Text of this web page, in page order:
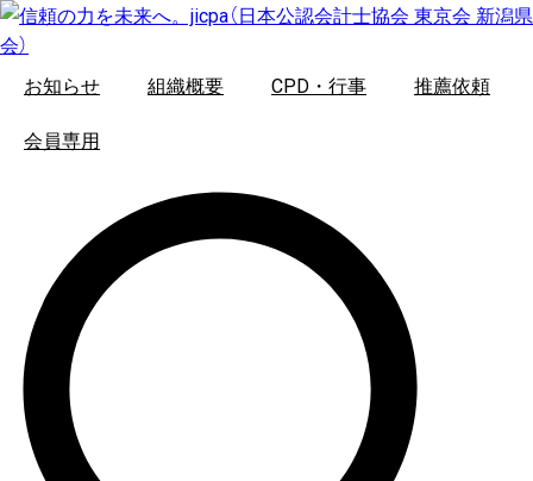
コ
ン
テ
お知らせ 組織概要 CPD・行事 推薦依頼
会員専用